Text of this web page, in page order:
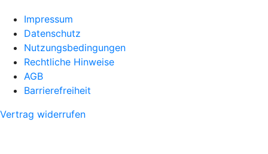
Impressum
Datenschutz
Nutzungsbedingungen
Rechtliche Hinweise
AGB
Barrierefreiheit
Vertrag widerrufen